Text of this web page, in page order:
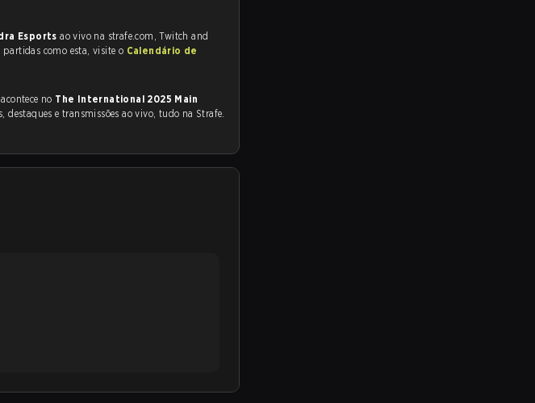
Esportsao vivo na strafe.com, Twitch and
como esta, visite o Calendário de
no The International 2025 Main
VODs, destaques e transmissões ao vivo, tudo na Strafe.